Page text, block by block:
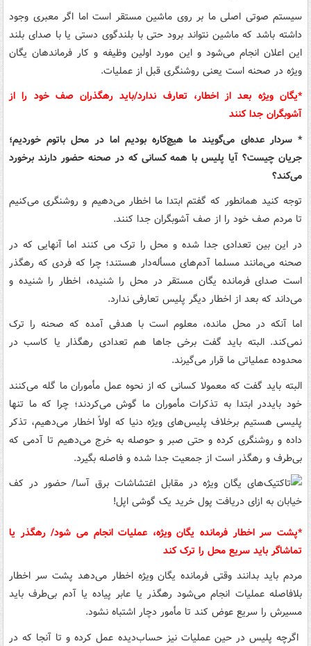
سیستم صوتی اصلی ما بر روی ماشین مستقر است اما اگر معبری وجود
داشته باشد که ماشین نتواند برود حتی با بلندگوی دستی یا با صدای بلند
این اعلان انجام می‌شود و این مورد اولین وظیفه و کار فرماندهان یگان
ویژه در صحنه است یعنی روشنگری قبل از عملیات.
*یگان ویژه بعد از اخطار، تعارف ندارد/باید رهگذران صف خود را از
آشوبگران جدا کنند
* سردار عده‌ای می‌گویند ما هیچ‌کاره بودیم اما در محل باتوم خوردیم؛
جریان چیست؟ آیا پلیس با همه کسانی که در صحنه حضور دارند برخورد
می‌کند؟
توجه کنید همانطور که گفتم ابتدا ما اخطار می‌دهیم و روشنگری می‌کنیم
تا مردم صف خود را از صف آشوبگران جدا کنند.
در این بین تعدادی جدا شده و محل را ترک می کنند اما آنهایی که در
صحنه می‌مانند مسلما آدم‌های مسأله‌دار هستند؛ چرا که فردی که رهگذر
است صدای فرمانده یگان مستقر در محل را شنیده، اخطار را شنیده و
می‌داند که بعد از اخطار دیگر پلیس تعارفی ندارد.
اما آنکه در محل مانده، معلوم است با هدفی آمده که صحنه را ترک
نمی‌کند. البته باید گفت برخی جاها هم تعدادی رهگذار یا کاسب در
محدوده عملیاتی ما قرار می‌گیرند.
البته باید گفت که معمولا کسانی که از نحوه عمل مأموران ما گله می‌کنند
خود بایددر ابتدا به تذکرات مأموران ما گوش می‌کردند؛ چرا که ما تنها
پلیسی هستیم برخلاف پلیس‌های ویژه دنیا که اولاً اخطار می‌دهیم، تذکر
داده و روشنگری کرده و حتی صبر و حوصله به خرج می‌دهیم تا آدمی که
بی‌طرف و رهگذر است از جمعیت جدا شده و فاصله بگیرد.
*پشت سر اخطار فرمانده یگان ویژه، عملیات انجام می شود/ رهگذر یا
تماشاگر باید سریع محل را ترک کند
مردم باید بدانند وقتی فرمانده یگان ویژه اخطار می‌دهد پشت سر اخطار
بلافاصله عملیات انجام می‌شود رهگذر یا عابر پیاده یا آدم بی‌طرف باید
مسیرش را سریع عوض کند تا مأ‌مور دچار اشتباه نشود.
اگرچه پلیس در حین عملیات نیز حساب‌دیده عمل کرده و تا آنجا که در